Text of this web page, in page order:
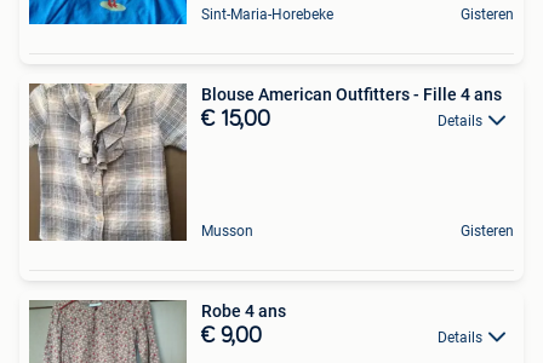
Sint-Maria-Horebeke Gisteren
Blouse American Outfitters - Fille 4 ans
€ 15,00 Details
Musson Gisteren
Robe 4 ans
€ 9,00 Details